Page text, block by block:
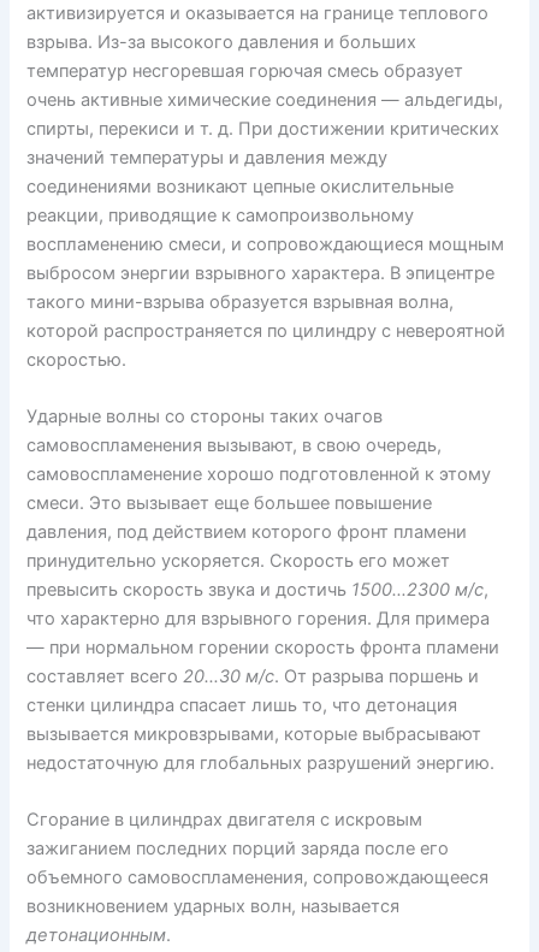
активизируется и оказывается на границе теплового
взрыва. Из-за высокого давления и больших
температур несгоревшая горючая смесь образует
очень активные химические соединения — альдегиды,
спирты, перекиси и т. д. При достижении критических
значений температуры и давления между
соединениями возникают цепные окислительные
реакции, приводящие к самопроизвольному
воспламенению смеси, и сопровождающиеся мощным
выбросом энергии взрывного характера. В эпицентре
такого мини-взрыва образуется взрывная волна,
которой распространяется по цилиндру с невероятной
скоростью.
Ударные волны со стороны таких очагов
самовоспламенения вызывают, в свою очередь,
самовоспламенение хорошо подготовленной к этому
смеси. Это вызывает еще большее повышение
давления, под действием которого фронт пламени
принудительно ускоряется. Скорость его может
превысить скорость звука и достичь 1500…2300 м/с,
что характерно для взрывного горения. Для примера
— при нормальном горении скорость фронта пламени
составляет всего20…30 м/с. От разрыва поршень и
стенки цилиндра спасает лишь то, что детонация
вызывается микровзрывами, которые выбрасывают
недостаточную для глобальных разрушений энергию.
Сгорание в цилиндрах двигателя с искровым
зажиганием последних порций заряда после его
объемного самовоспламенения, сопровождающееся
возникновением ударных волн, называется
детонационным.